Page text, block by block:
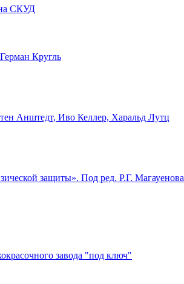
СКУД
Кругль
Анштедт, Иво Келлер, Харальд Лутц
защиты». Под ред. Р.Г. Магауенова
завода "под ключ"